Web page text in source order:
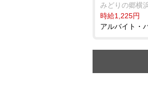
みどりの郷横
時給1,225円
アルバイト・